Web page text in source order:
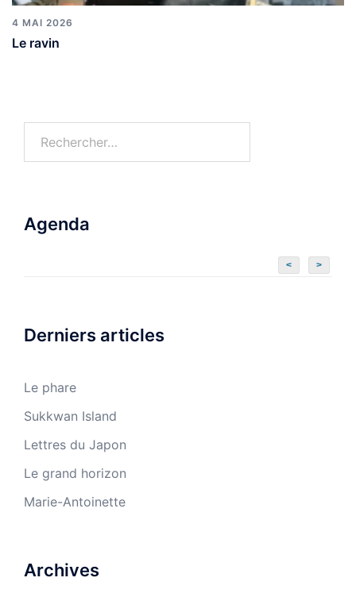
4 MAI 2026
Le ravin
Agenda
< >
Derniers articles
Le phare
Sukkwan Island
Lettres du Japon
Le grand horizon
Marie-Antoinette
Archives